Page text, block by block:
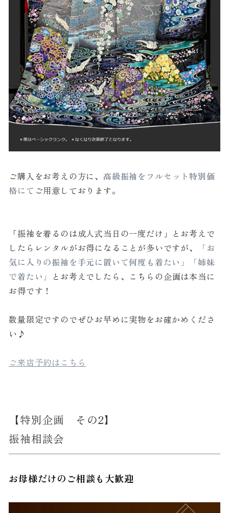
ご購入をお考えの方に、高級振袖をフルセット特別価
格にて ご用意しております。
「振袖を着るのは成人式当日の一度だけ」とお考えで
したらレンタルがお得になることが多いですが、
「お
気に入りの振袖を手元に置いて何度も着たい」「姉妹
で着たい」
とお考えでしたら、こちらの企画は本当に
お得です！
数量限定ですのでぜひお早めに実物をお確かめくださ
い♪
ご来店予約はこちら
【特別企画 その2】
振袖相談会
お母様だけのご相談も大歓迎